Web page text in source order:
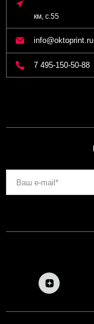
км, с.55
info@oktoprint.ru
7 495-150-50-88